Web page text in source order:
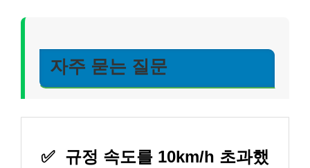
자주 묻는 질문
✅ 규정 속도를 10km/h 초과했